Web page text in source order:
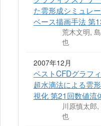
た雲形成シミュレ
ベース描画手法 第
荒木文明,
也
2007年12月
ベストCFDグラフ
超水滴法による雲
視化 第21回数値流
川原慎太郎
也